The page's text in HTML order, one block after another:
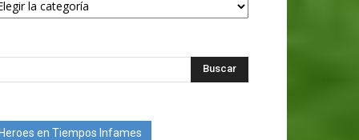
Heroes en Tiempos Infames